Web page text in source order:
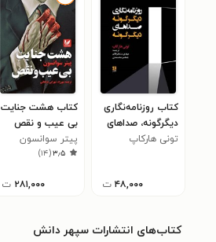
کتاب روزنامه‌نگاری
دیگرگونه، صداهای
دیگرگونه
تونی هارکاپ
۴۸,۰۰۰ ت
کتاب هشت جنایت
بی عیب و نقص
پیتر سوانسون
۳٫۵(۱۴)
۲۸۱,۰۰۰ ت
کتاب‌های انتشارات سپهر دانش